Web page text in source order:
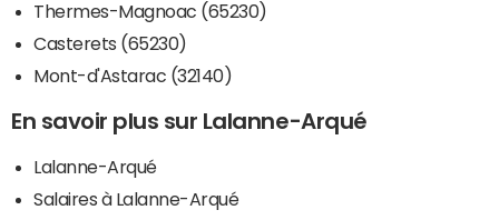
Thermes-Magnoac (65230)
Casterets (65230)
Mont-d'Astarac (32140)
En savoir plus sur Lalanne-Arqué
Lalanne-Arqué
Salaires à Lalanne-Arqué